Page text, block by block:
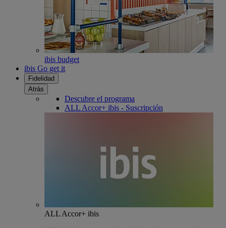
ibis budget
ibis Go get it
Fidelidad
Atrás
Descubre el programa
ALL Accor+ ibis - Suscripción
ALL Accor+ ibis